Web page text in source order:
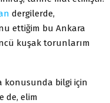
dergilerde,
ettiğim bu Ankara
kuşak torunlarım
konusunda bilgi için
de, elim